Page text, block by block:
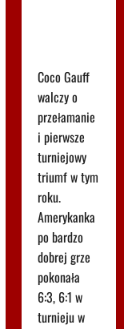
Coco Gauff
walczy o
przełamanie
i pierwsze
turniejowy
triumf w tym
roku.
Amerykanka
po bardzo
dobrej grze
pokonała
6:3, 6:1 w
turnieju w